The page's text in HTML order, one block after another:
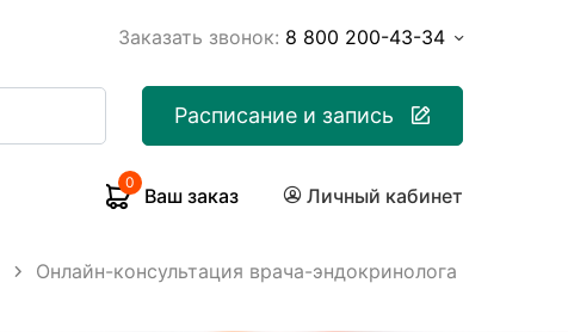
Заказать звонок: 8 800 200-43-34
Расписание и запись
0
Ваш заказ Личный кабинет
Онлайн-консультация врача-эндокринолога